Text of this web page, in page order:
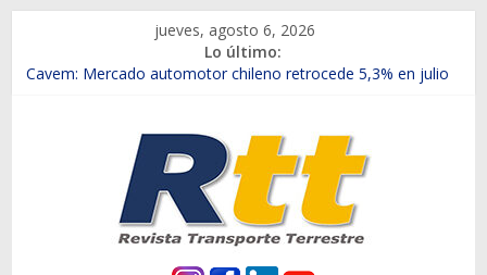
contenido
jueves, agosto 6, 2026
Lo último:
Chile es el primer mercado internacional en lanzar la nueva
Salfa suma vehículos electrificados de Chevrolet en el Biobío
Samex amplía su red con nuevas sucursales en Rancagua y
SINOTRUK Pick-ups presentó la recién estrenada Bolden en
la Expo Compras Públicas 2026